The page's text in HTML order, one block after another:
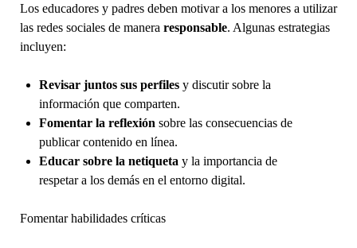
Los educadores y padres deben motivar a los menores a utilizar
las redes sociales de manera responsable. Algunas estrategias
incluyen:
Revisar juntos sus perfilesy discutir sobre la
información que comparten.
Fomentar la reflexión sobre las consecuencias de
publicar contenido en línea.
Educar sobre la netiqueta y la importancia de
respetar a los demás en el entorno digital.
Fomentar habilidades críticas